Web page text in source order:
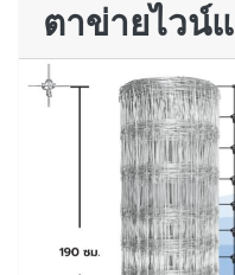
ตาข่ายไวน์